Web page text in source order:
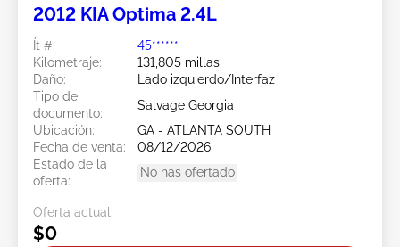
2012 KIA Optima 2.4L
Ít #:
45******
Kilometraje:
131,805 millas
Daño:
Lado izquierdo/Interfaz
Tipo de
documento:
Salvage Georgia
Ubicación:
GA - ATLANTA SOUTH
Fecha de venta:
08/12/2026
Estado de la
oferta:
No has ofertado
Oferta actual:
$0